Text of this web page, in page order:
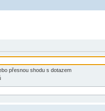
přesnou shodu s dotazem